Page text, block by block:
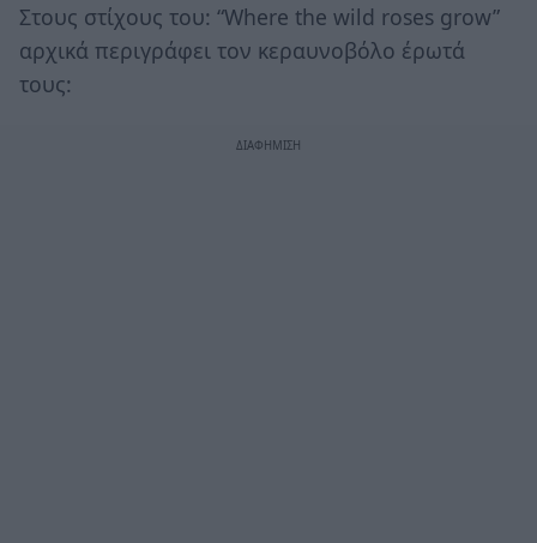
Στους στίχους του: “Where the wild roses grow”
αρχικά περιγράφει τον κεραυνοβόλο έρωτά
τους: